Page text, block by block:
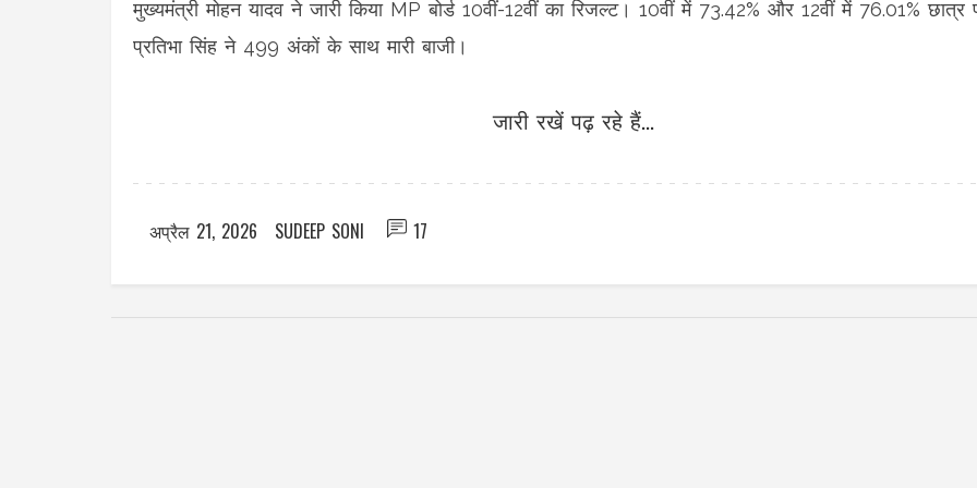
मुख्यमंत्री मोहन यादव ने जारी किया MP बोर्ड 10वीं-12वीं का रिजल्ट। 10वीं में 73.42% और 12वीं में 76.01% छात्र
प्रतिभा सिंह ने 499 अंकों के साथ मारी बाजी।
जारी रखें पढ़ रहे हैं...
अप्रैल 21, 2026 SUDEEP SONI 17